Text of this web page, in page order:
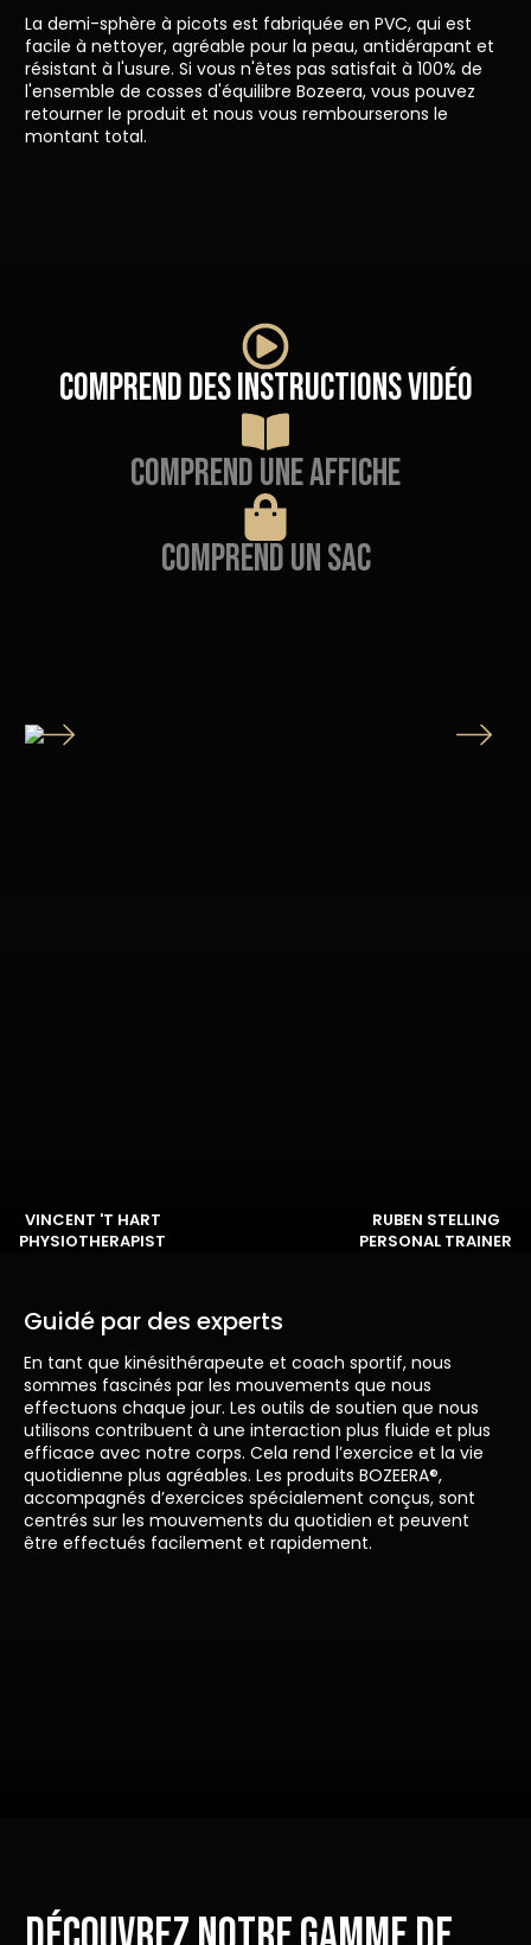
La demi-sphère à picots est fabriquée en PVC, qui est
facile à nettoyer, agréable pour la peau, antidérapant et
résistant à l'usure. Si vous n'êtes pas satisfait à 100% de
l'ensemble de cosses d'équilibre Bozeera, vous pouvez
retourner le produit et nous vous rembourserons le
montant total.
Comprend des instructions vidéo
Comprend une affiche
Comprend un sac
VINCENT 'T HART
PHYSIOTHERAPIST
RUBEN STELLING
PERSONAL TRAINER
Guidé par des experts
En tant que kinésithérapeute et coach sportif, nous
sommes fascinés par les mouvements que nous
effectuons chaque jour. Les outils de soutien que nous
utilisons contribuent à une interaction plus fluide et plus
efficace avec notre corps. Cela rend l’exercice et la vie
quotidienne plus agréables. Les produits BOZEERA®,
accompagnés d’exercices spécialement conçus, sont
centrés sur les mouvements du quotidien et peuvent
être effectués facilement et rapidement.